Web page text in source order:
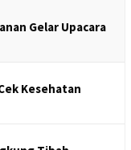
Gelar Upacara
Kesehatan